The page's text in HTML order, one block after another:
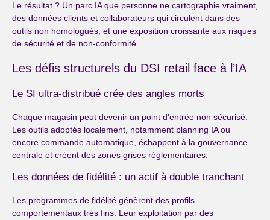
Le résultat ? Un parc IA que personne ne cartographie vraiment,
des données clients et collaborateurs qui circulent dans des
outils non homologués, et une exposition croissante aux risques
de sécurité et de non-conformité.
Les défis structurels du DSI retail face à l’IA
Le SI ultra-distribué crée des angles morts
Chaque magasin peut devenir un point d’entrée non sécurisé.
Les outils adoptés localement, notamment planning IA ou
encore commande automatique, échappent à la gouvernance
centrale et créent des zones grises réglementaires.
Les données de fidélité : un actif à double tranchant
Les programmes de fidélité génèrent des profils
comportementaux très fins. Leur exploitation par des